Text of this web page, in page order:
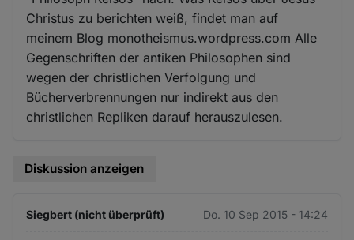
Christus zu berichten weiß, findet man auf
meinem Blog monotheismus.wordpress.com Alle
Gegenschriften der antiken Philosophen sind
wegen der christlichen Verfolgung und
Bücherverbrennungen nur indirekt aus den
christlichen Repliken darauf herauszulesen.
Diskussion anzeigen
Siegbert (nicht überprüft) Do. 10 Sep 2015 - 14:24